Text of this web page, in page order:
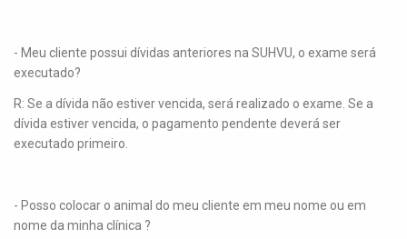
- Meu cliente possui dívidas anteriores na SUHVU, o exame será
executado?
R: Se a dívida não estiver vencida, será realizado o exame. Se a
dívida estiver vencida, o pagamento pendente deverá ser
executado primeiro.
- Posso colocar o animal do meu cliente em meu nome ou em
nome da minha clínica ?